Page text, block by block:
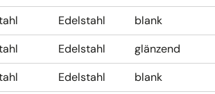
Edelstahl
blank
Edelstahl
glänzend
Edelstahl
blank